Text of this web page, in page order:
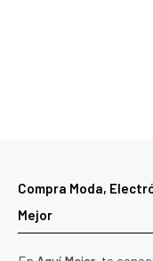
Compra Moda,
Mejor